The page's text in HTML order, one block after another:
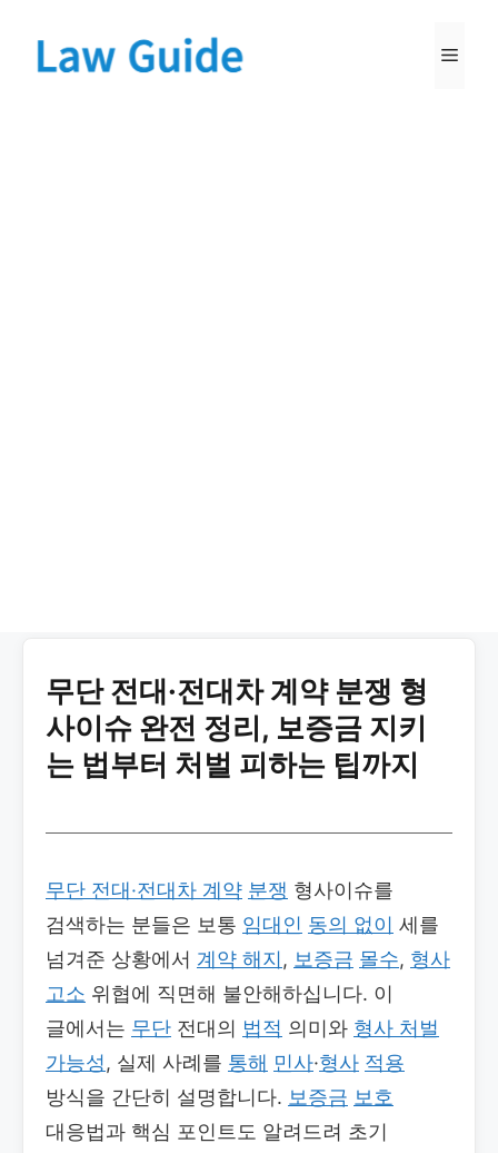
무단 전대·전대차 계약 분쟁 형
사이슈 완전 정리, 보증금 지키
는 법부터 처벌 피하는 팁까지
무단 전대·전대차 계약 분쟁 형사이슈를
검색하는 분들은 보통 임대인 동의 없이 세를
넘겨준 상황에서 계약 해지 , 보증금 몰수, 형사
고소 위협에 직면해 불안해하십니다. 이
글에서는 무단 전대의 법적 의미와 형사 처벌
가능성, 실제 사례를 통해 민사·형사 적용
방식을 간단히 설명합니다. 보증금 보호
대응법과 핵심 포인트도 알려드려 초기